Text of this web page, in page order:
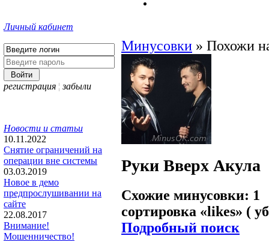
Личный кабинет
регистрация ¦ забыли
Новости и статьи
10.11.2022
Снятие ограничений на
операции вне системы
03.03.2019
Новое в демо
предпрослушивании на
сайте
22.08.2017
Внимание!
Мошенничество!
Минусовки » Похожи
Руки Вверх Акула
Схожие минусовки: 1
сортировка «likes» (
Подробный поиск